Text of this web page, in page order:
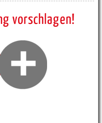
vorschlagen!